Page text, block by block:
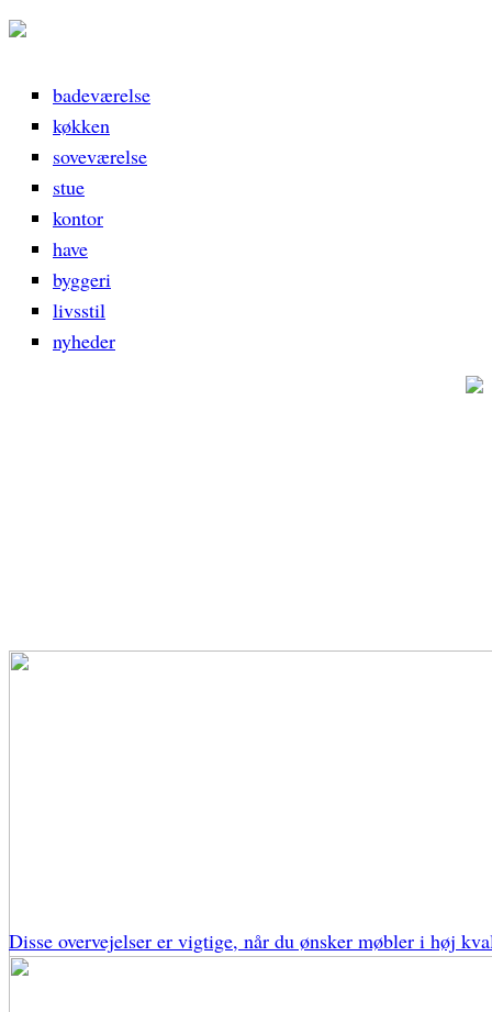
badeværelse
køkken
soveværelse
stue
kontor
have
byggeri
livsstil
nyheder
Disse overvejelser er vigtige, når du ønsker møbler i høj